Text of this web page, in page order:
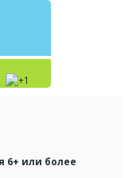
6+ или более